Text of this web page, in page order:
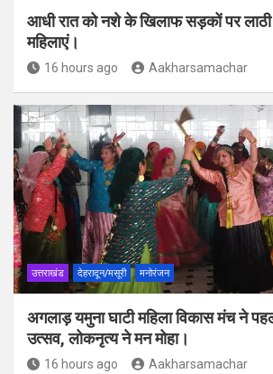
आधी रात को नशे के खिलाफ सड़कों पर
महिलाएं।
16 hours ago Aakharsamachar
उत्तराखंड देहरादून/मसूरी मनोरंजन
अगलाड़ यमुना घाटी महिला विकास मंच ने
उत्सव, लोकनृत्य ने मन मोहा।
16 hours ago Aakharsamachar